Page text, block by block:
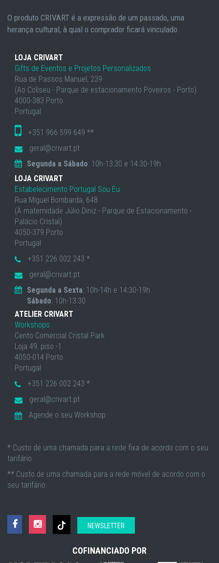
O produto CRIVART é a expressão de um passado, uma
herança cultural, à qual o comprador ficará vinculado.
LOJA CRIVART
Gifts de Eventos e Projetos Personalizados
Rua de Passos Manuel, 239
(Ao Coliseu - Parque de estacionamento Poveiros - Porto)
4000-383 Porto
Portugal
+351 966 599 649 **
geral@crivart.pt
Segunda a Sábado: 10h-13:30 e 14:30-19h
LOJA CRIVART
Estabelecimento Portugal Sou Eu
Rua Miguel Bombarda, 648
(À maternidade Júlio Diniz - Parque de Estacionamento -
Palácio Cristal)
4050-379 Porto
Portugal
+351 226 002 243 *
geral@crivart.pt
Segunda a Sexta: 10h-14h e 14:30-19h
Sábado: 10h-13:30
ATELIER CRIVART
Workshops
Cento Comercial Cristal Park
Loja 49, piso -1
4050-014 Porto
Portugal
+351 226 002 243 *
geral@crivart.pt
Agende o seu Workshop
* Custo de uma chamada para a rede fixa de acordo com o seu
tarifário.
** Custo de uma chamada para a rede móvel de acordo com o
seu tarifário.
NEWSLETTER
COFINANCIADO POR